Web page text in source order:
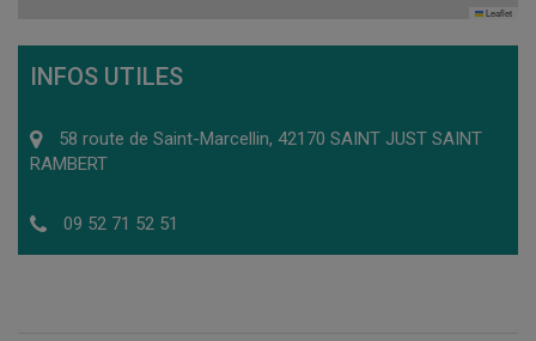
Leaflet
INFOS UTILES
58 route de Saint-Marcellin, 42170 SAINT JUST SAINT
RAMBERT
09 52 71 52 51